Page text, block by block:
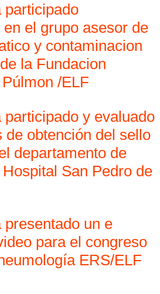
participado
el grupo asesor de
y contaminacion
la Fundacion
/ELF
participado y evaluado
de obtención del sello
departamento de
San Pedro de
un e
para el congreso
ERS/ELF